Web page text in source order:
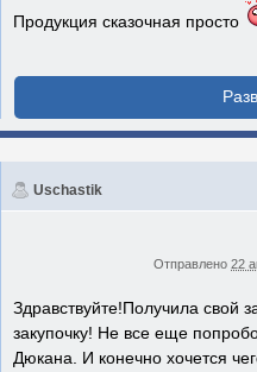
Продукция сказочная просто
Uschastik
Отправлено 22
Здравствуйте!Получила свой
закупочку! Не все еще
Дюкана. И конечно хочется